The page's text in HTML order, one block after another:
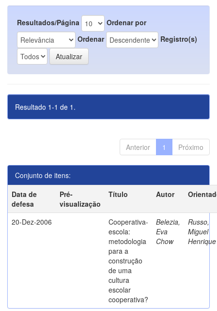
Resultados/Página
Ordenar por
Ordenar
Registro(s)
Resultado 1-1 de 1.
Anterior 1 Próximo
Conjunto de itens:
Data de
defesa
Pré-
visualização
Título Autor
20-Dez-2006
Cooperativa-
escola:
metodologia
para a
construção
de uma
cultura
escolar
cooperativa?
Belezia,
Eva
Chow
Russo,
Miguel
Henrique